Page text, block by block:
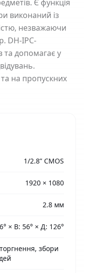
Є функція
виконаний із
незважаючи
DH-IPC-
та допомагає у
на пропускних
1/2.8” CMOS
1920 × 1080
2.8 мм
× В: 56° × Д: 126°
збори